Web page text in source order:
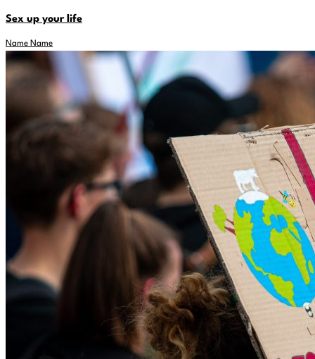
Sex up your life
Name Name